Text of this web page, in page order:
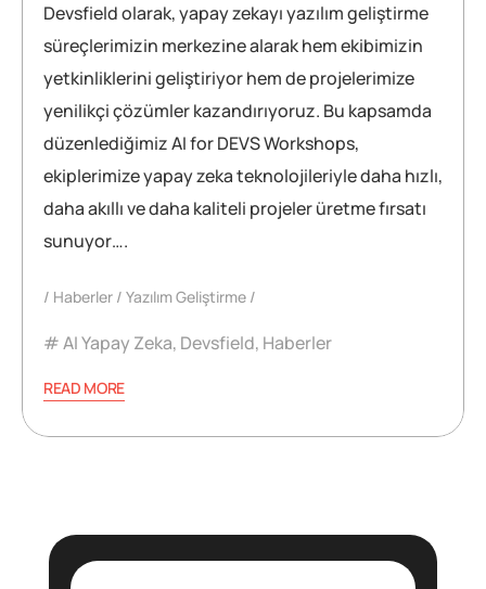
Devsfield olarak, yapay zekayı yazılım geliştirme
süreçlerimizin merkezine alarak hem ekibimizin
yetkinliklerini geliştiriyor hem de projelerimize
yenilikçi çözümler kazandırıyoruz. Bu kapsamda
düzenlediğimiz AI for DEVS Workshops,
ekiplerimize yapay zeka teknolojileriyle daha hızlı,
daha akıllı ve daha kaliteli projeler üretme fırsatı
sunuyor….
Haberler Yazılım Geliştirme
AI Yapay Zeka, Devsfield, Haberler
READ MORE